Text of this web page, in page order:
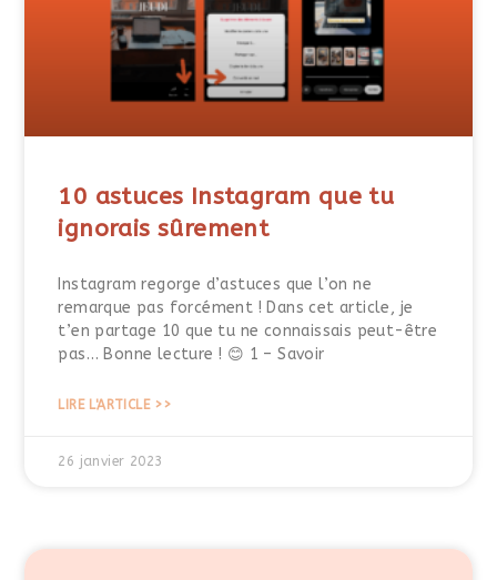
10 astuces Instagram que tu
ignorais sûrement
Instagram regorge d’astuces que l’on ne
remarque pas forcément ! Dans cet article, je
t’en partage 10 que tu ne connaissais peut-être
pas… Bonne lecture ! 😊 1 – Savoir
LIRE L'ARTICLE >>
26 janvier 2023